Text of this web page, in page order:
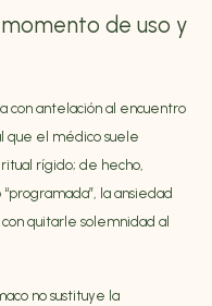
de uso y
con antelación al encuentro
que el médico suele
rígido; de hecho,
la ansiedad
quitarle solemnidad al
no sustituye la